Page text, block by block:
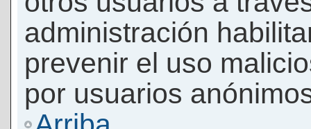
administración
prevenir el uso
por usuarios